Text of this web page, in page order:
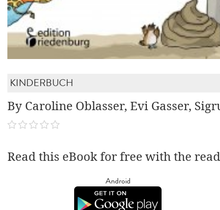
KINDERBUCH
By Caroline Oblasser, Evi Gasser,
Read this eBook for free with the
Android